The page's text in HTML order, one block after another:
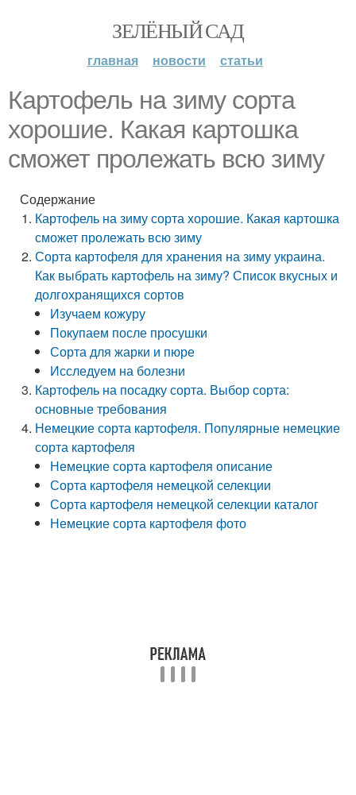
ЗЕЛЁНЫЙ САД
главная новости статьи
Картофель на зиму сорта
хорошие. Какая картошка
сможет пролежать всю зиму
Содержание
Картофель на зиму сорта хорошие. Какая картошка
сможет пролежать всю зиму
Сорта картофеля для хранения на зиму украина.
Как выбрать картофель на зиму? Список вкусных и
долгохранящихся сортов
Изучаем кожуру
Покупаем после просушки
Сорта для жарки и пюре
Исследуем на болезни
Картофель на посадку сорта. Выбор сорта:
основные требования
Немецкие сорта картофеля. Популярные немецкие
сорта картофеля
Немецкие сорта картофеля описание
Сорта картофеля немецкой селекции
Сорта картофеля немецкой селекции каталог
Немецкие сорта картофеля фото